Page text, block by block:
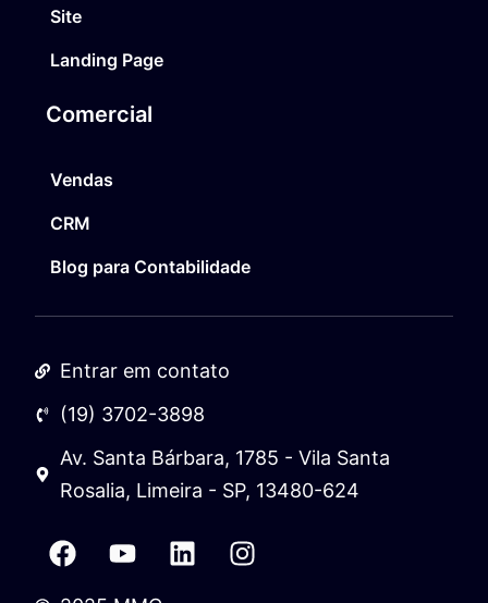
Site
Landing Page
Comercial
Vendas
CRM
Blog para Contabilidade
Entrar em contato
(19) 3702-3898
Av. Santa Bárbara, 1785 - Vila Santa
Rosalia, Limeira - SP, 13480-624